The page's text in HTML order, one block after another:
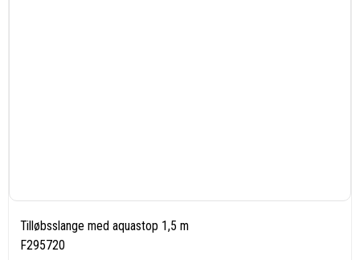
Tilløbsslange med aquastop 1,5 m
F295720